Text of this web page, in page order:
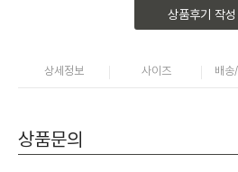
상품후기 작성
상세정보 사이즈 배송
상품문의